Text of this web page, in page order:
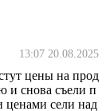
13:07 20.08.2025
цены на прод
и снова съели п
ценами сели над